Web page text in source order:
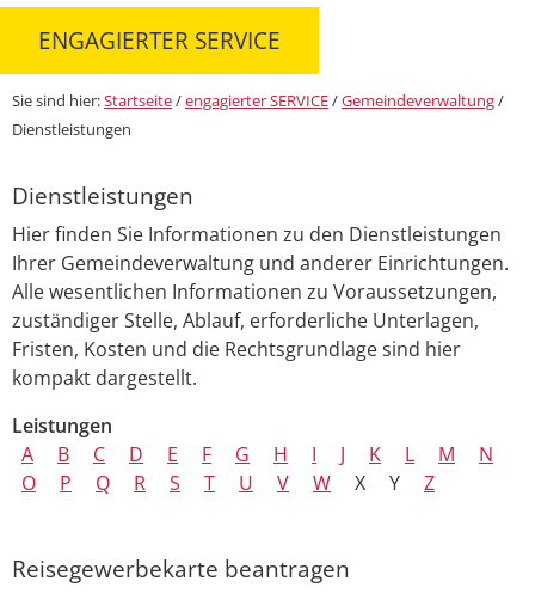
ENGAGIERTER SERVICE
Sie sind hier:Startseite/engagierter SERVICE/Gemeindeverwaltung/
Dienstleistungen
Dienstleistungen
Hier finden Sie Informationen zu den Dienstleistungen
Ihrer Gemeindeverwaltung und anderer Einrichtungen.
Alle wesentlichen Informationen zu Voraussetzungen,
zuständiger Stelle, Ablauf, erforderliche Unterlagen,
Fristen, Kosten und die Rechtsgrundlage sind hier
kompakt dargestellt.
Leistungen
A
B C D E F G H I J K L M
N
O
P Q R S T U V W X Y Z
Reisegewerbekarte beantragen